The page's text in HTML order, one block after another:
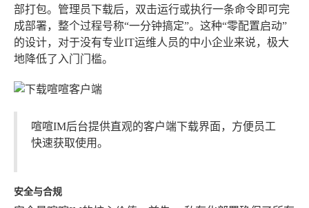
部打包。管理员下载后，双击运行或执行一条命令即可完
成部署，整个过程号称“一分钟搞定”。这种“零配置启动”
的设计，对于没有专业IT运维人员的中小企业来说，极大
地降低了入门门槛。
喧喧IM后台提供直观的客户端下载界面，方便员工
快速获取使用。
安全与合规